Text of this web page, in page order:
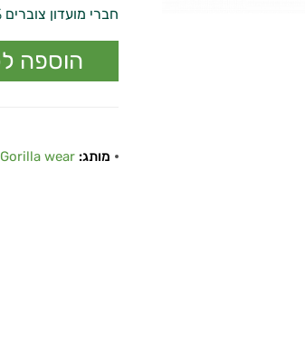
חברי מועדון צוברים 5%
מותג: Gorilla wear